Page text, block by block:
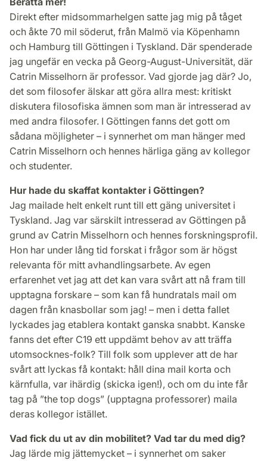
Direkt efter midsommarhelgen satte jag mig på tåget
och åkte 70 mil söderut, från Malmö via Köpenhamn
och Hamburg till Göttingen i Tyskland. Där spenderade
jag ungefär en vecka på Georg-August-Universität, där
Catrin Misselhorn är professor. Vad gjorde jag där? Jo,
det som filosofer älskar att göra allra mest: kritiskt
diskutera filosofiska ämnen som man är intresserad av
med andra filosofer. I Göttingen fanns det gott om
sådana möjligheter – i synnerhet om man hänger med
Catrin Misselhorn och hennes härliga gäng av kollegor
och studenter.
Hur hade du skaffat kontakter i Göttingen?
Jag mailade helt enkelt runt till ett gäng universitet i
Tyskland. Jag var särskilt intresserad av Göttingen på
grund av Catrin Misselhorn och hennes forsknings­profil.
Hon har under lång tid forskat i frågor som är högst
relevanta för mitt avhandlingsarbete. Av egen
erfarenhet vet jag att det kan vara svårt att nå fram till
upptagna forskare – som kan få hundratals mail om
dagen från knasbollar som jag! – men i detta fallet
lyckades jag etablera kontakt ganska snabbt. Kanske
fanns det efter C19 ett uppdämt behov av att träffa
utomsocknes-folk? Till folk som upplever att de har
svårt att lyckas få kontakt: håll dina mail korta och
kärnfulla, var ihärdig (skicka igen!), och om du inte får
tag på ”the top dogs” (upptagna professorer) maila
deras kollegor istället.
Vad fick du ut av din mobilitet? Vad tar du med dig?
Jag lärde mig jättemycket – i synnerhet om saker